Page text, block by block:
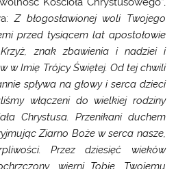
Z błogosławionej woli Twojego
przed tysiącem lat apostołowie
znak zbawienia i nadziei i
w Imię Trójcy Świętej. Od tej chwili
spływa na głowy i serca dzieci
włączeni do wielkiej rodziny
Chrystusa. Przenikani duchem
Ziarno Boże w serca nasze,
Przez dziesięć wieków
wierni Tobie, Twojemu